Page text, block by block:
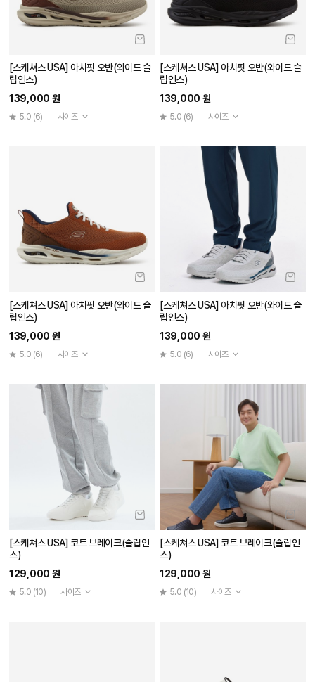
[스케쳐스 USA] 아치핏 오반(와이드 슬
립인스)
139,000 원
5.0 (6) 사이즈
[스케쳐스 USA] 아치핏 오반(와이드 슬
립인스)
139,000 원
5.0 (6) 사이즈
[스케쳐스 USA] 아치핏 오반(와이드 슬
립인스)
139,000 원
5.0 (6) 사이즈
[스케쳐스 USA] 아치핏 오반(와이드 슬
립인스)
139,000 원
5.0 (6) 사이즈
[스케쳐스 USA] 코트 브레이크(슬립인
스)
129,000 원
5.0 (10) 사이즈
[스케쳐스 USA] 코트 브레이크(슬립인
스)
129,000 원
5.0 (10) 사이즈